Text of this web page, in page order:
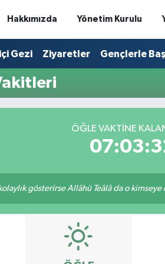
Hakkımızda Yönetim Kurulu
Gezi Ziyaretler Gençlerle
ÖĞLE VAKTINE
gösterirse Allâhü Teâlâ da o